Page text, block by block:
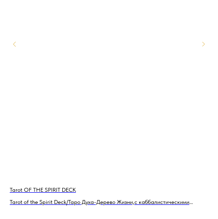
Tarot OF THE SPIRIT DECK
Tarot of the Spirit Deck/Таро Духа-Дерево Жизни,с каббалиcтическими